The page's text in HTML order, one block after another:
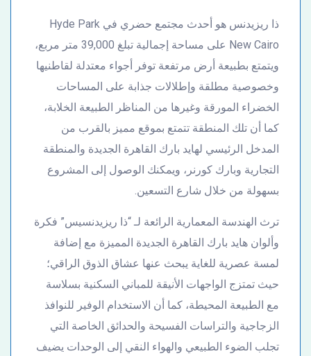
ذا ريزيدنس هو أحدث مجتمع حضري في Hyde Park
New Cairo على مساحة إجمالية تبلغ 39,000 متر مربع،
ويتمتع بطبيعة أرض مرتفعة توفر أجواء معتدلة لقاطنيها
وخصوصية مطلقة وإطلالات جذابة على المساحات
الخضراء المورقة وغيرها من المناظر الطبيعة الخلابة،
كما أن تلك المنطقة تتمتع بموقع مميز بالقرب من
المدخل الرئيسي لهايد بارك القاهرة الجديدة والمنطقة
التجارية وبارك كورنر، ويمكنك الوصول إلى المشروع
بسهولة من خلال شارع التسعين.
ترث الهندسة المعمارية الرائعة لـ “ذا ريزيدنسيس” فكرة
وألوان هايد بارك القاهرة الجديدة المميزة مع إضافة
لمسة عصرية للغاية يبحث عنها عشاق الذوق الراقي؛
حيث تمتزج الواجهات الأنيقة للمباني السكنية بسلاسة
مع الطبيعة المحيطة، كما أن الاستخدام الوفير للنوافذ
الزجاجية والتراسات الفسيحة والحدائق الخاصة التي
تجلب الضوء الطبيعي والهواء النقي إلى الوحدات يضيف